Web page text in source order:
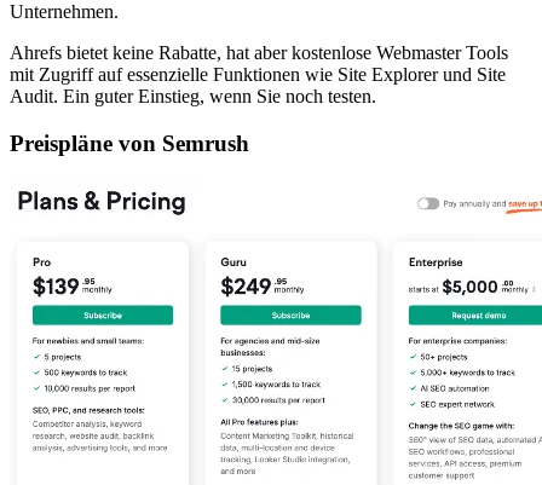
Unternehmen.
Ahrefs bietet keine Rabatte, hat aber kostenlose Webmaster Tools
mit Zugriff auf essenzielle Funktionen wie Site Explorer und Site
Audit. Ein guter Einstieg, wenn Sie noch testen.
Preispläne von Semrush